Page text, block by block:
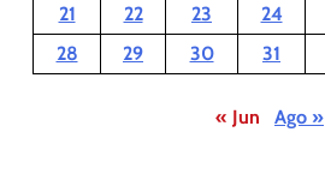
21
22 23 24
28
29 30 31
« Jun Ago »